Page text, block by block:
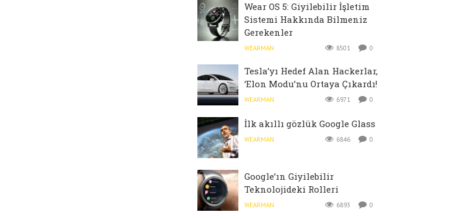
Wear OS 5: Giyilebilir İşletim
Sistemi Hakkında Bilmeniz
Gerekenler
WEARMAN 8501 0
Tesla’yı Hedef Alan Hackerlar,
‘Elon Modu’nu Ortaya Çıkardı!
WEARMAN 6971 0
İlk akıllı gözlük Google Glass
WEARMAN 6846 0
Google’ın Giyilebilir
Teknolojideki Rolleri
WEARMAN 6893 0